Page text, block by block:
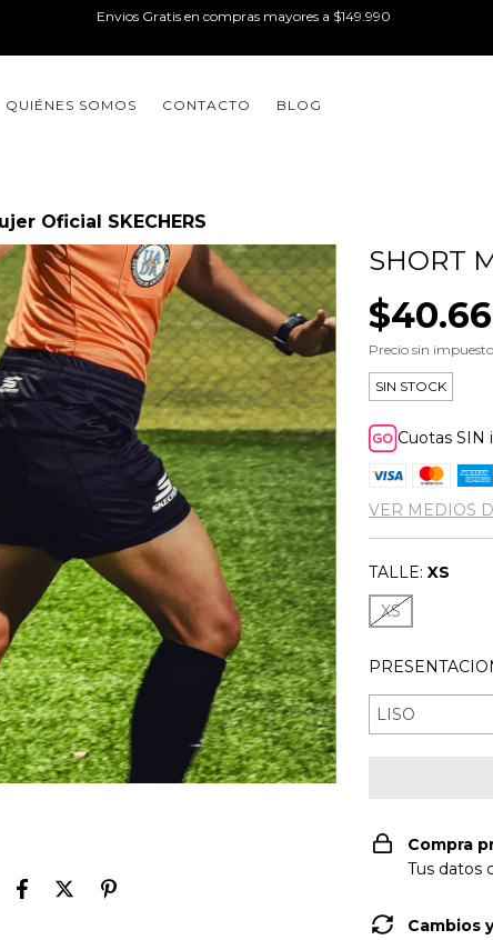
Envios Gratis en compras mayores a $149.990
QUIÉNES SOMOS CONTACTO BLOG
Oficial SKECHERS
SHORT
Precio sin
SIN STOCK
Cuotas SIN
VER MEDIOS
TALLE: XS
XS
Compra
Tus datos
Cambios